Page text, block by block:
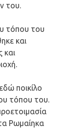
του.
τόπου του
και
και
ποικίλο
τόπου του.
Ρωμαίηκα